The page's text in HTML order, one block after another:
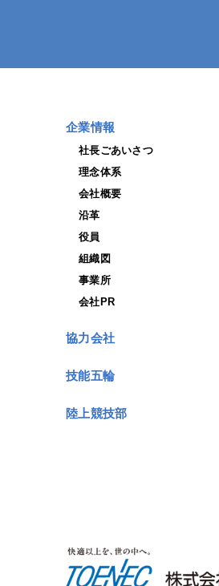
企業情報
社長ごあいさつ
理念体系
会社概要
沿革
役員
組織図
事業所
会社PR
協力会社
技能五輪
陸上競技部